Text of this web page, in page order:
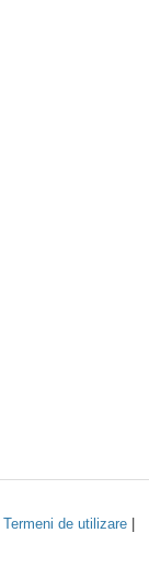
Termeni de utilizare